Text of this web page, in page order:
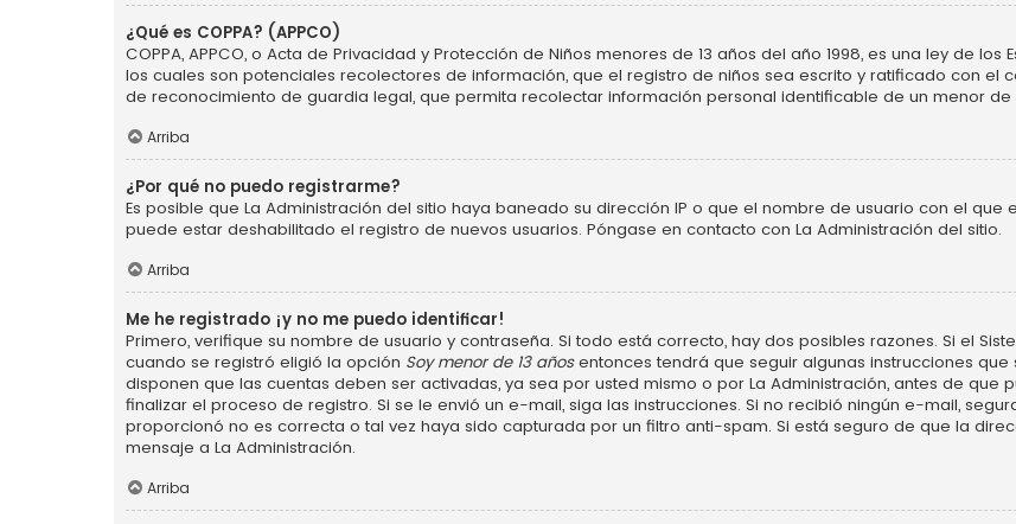
¿Qué es COPPA? (APPCO)
COPPA, APPCO, o Acta de Privacidad y Protección de Niños menores de 13 años del año 1998, es una ley de
los cuales son potenciales recolectores de información, que el registro de niños sea escrito y ratificado con el
de reconocimiento de guardia legal, que permita recolectar información personal identificable de un menor de
Arriba
¿Por qué no puedo registrarme?
Es posible que La Administración del sitio haya baneado su dirección IP o que el nombre de usuario con el
puede estar deshabilitado el registro de nuevos usuarios. Póngase en contacto con La Administración del sitio.
Arriba
Me he registrado ¡y no me puedo identificar!
Primero, verifique su nombre de usuario y contraseña. Si todo está correcto, hay dos posibles razones. Si el
cuando se registró eligió la opción Soy menor de 13 añosentonces tendrá que seguir algunas instrucciones
disponen que las cuentas deben ser activadas, ya sea por usted mismo o por La Administración, antes de
finalizar el proceso de registro. Si se le envió un e-mail, siga las instrucciones. Si no recibió ningún e-mail,
proporcionó no es correcta o tal vez haya sido capturada por un filtro anti-spam. Si está seguro de que la
mensaje a La Administración.
Arriba